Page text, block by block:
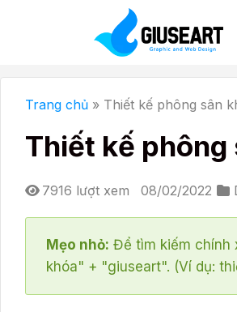
Trang chủ » Thiết kế phông sân
Thiết kế phông
7916 lượt xem 08/02/2022
Mẹo nhỏ: Để tìm kiếm chính
khóa" + "giuseart". (Ví dụ: